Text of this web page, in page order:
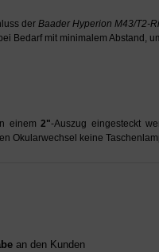
der Baader Hyperion M43/T2-
Bedarf mit minimalem Abstand,
einem 2"-Auszug eingesteckt
Okularwechsel keine
an den Kunden